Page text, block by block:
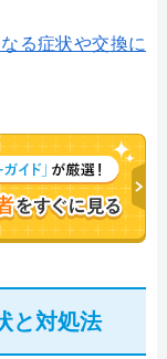
る症状や交換に
と対処法